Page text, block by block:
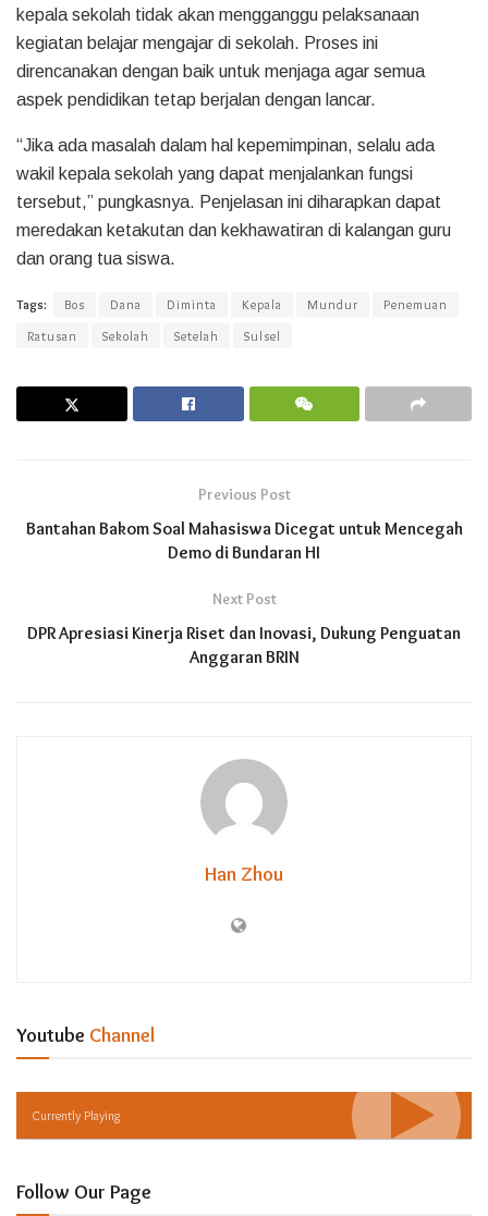
kepala sekolah tidak akan mengganggu pelaksanaan
kegiatan belajar mengajar di sekolah. Proses ini
direncanakan dengan baik untuk menjaga agar semua
aspek pendidikan tetap berjalan dengan lancar.
“Jika ada masalah dalam hal kepemimpinan, selalu ada
wakil kepala sekolah yang dapat menjalankan fungsi
tersebut,” pungkasnya. Penjelasan ini diharapkan dapat
meredakan ketakutan dan kekhawatiran di kalangan guru
dan orang tua siswa.
Tags: Bos Dana Diminta Kepala Mundur
Penemuan
Ratusan
Sekolah Setelah Sulsel
Previous Post
Bantahan Bakom Soal Mahasiswa Dicegat untuk Mencegah
Demo di Bundaran HI
Next Post
DPR Apresiasi Kinerja Riset dan Inovasi, Dukung Penguatan
Anggaran BRIN
Han Zhou
Youtube Channel
Currently Playing
Follow Our Page